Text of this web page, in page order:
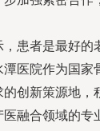
患者是最好的
医院作为国家
的创新策源地，
融合领域的专